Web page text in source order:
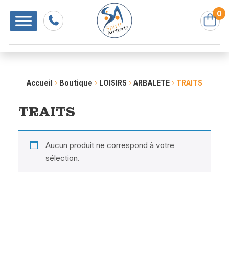
Accueil › Boutique › LOISIRS › ARBALETE › TRAITS
TRAITS
Aucun produit ne correspond à votre
sélection.
0